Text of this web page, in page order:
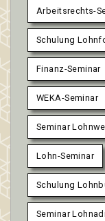
Arbeitsrechts-
Schulung
Finanz-Seminar
WEKA-Seminar
Seminar
Lohn-Seminar
Schulung
Seminar